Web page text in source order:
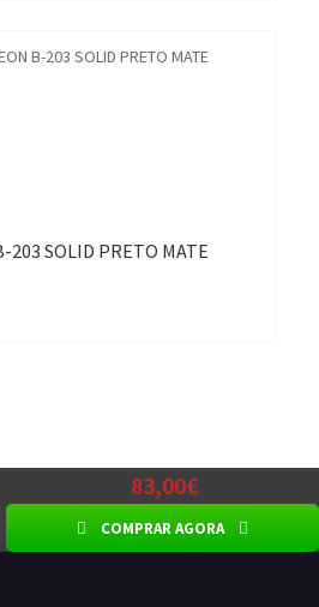
203 SOLID PRETO MATE
83,00€
COMPRAR AGORA